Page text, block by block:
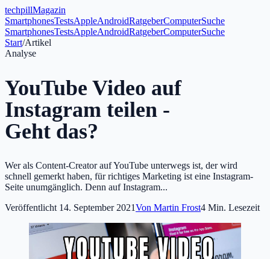
techpillMagazin
SmartphonesTestsAppleAndroidRatgeberComputerSuche
SmartphonesTestsAppleAndroidRatgeberComputerSuche
Start/Artikel
Analyse
YouTube Video auf
Instagram teilen -
Geht das?
Wer als Content-Creator auf YouTube unterwegs ist, der wird
schnell gemerkt haben, für richtiges Marketing ist eine Instagram-
Seite unumgänglich. Denn auf Instagram...
Veröffentlicht 14. September 2021Von Martin Frost4 Min. Lesezeit